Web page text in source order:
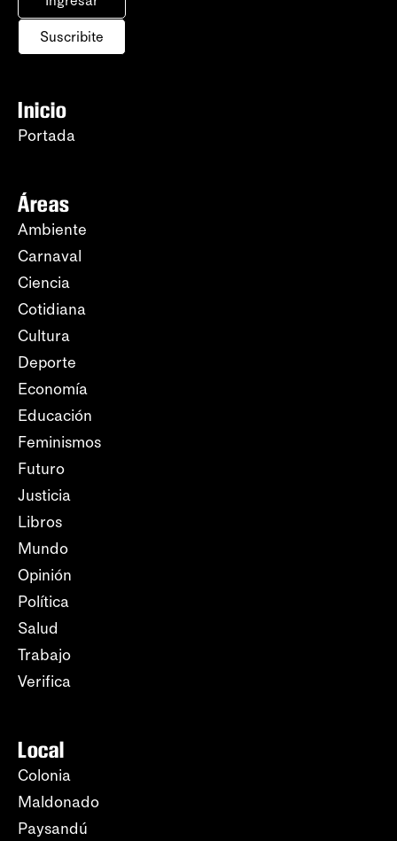
Suscribite
Inicio
Portada
Áreas
Ambiente
Carnaval
Ciencia
Cotidiana
Cultura
Deporte
Economía
Educación
Feminismos
Futuro
Justicia
Libros
Mundo
Opinión
Política
Salud
Trabajo
Verifica
Local
Colonia
Maldonado
Paysandú